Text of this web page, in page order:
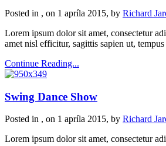
Posted in , on 1 apríla 2015, by Richard
Lorem ipsum dolor sit amet, consectetur
amet nisl efficitur, sagittis sapien ut,
Continue Reading...
Swing Dance Show
Posted in , on 1 apríla 2015, by Richard
Lorem ipsum dolor sit amet, consectetur